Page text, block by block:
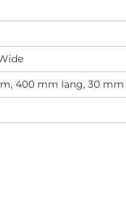
400 mm lang, 30